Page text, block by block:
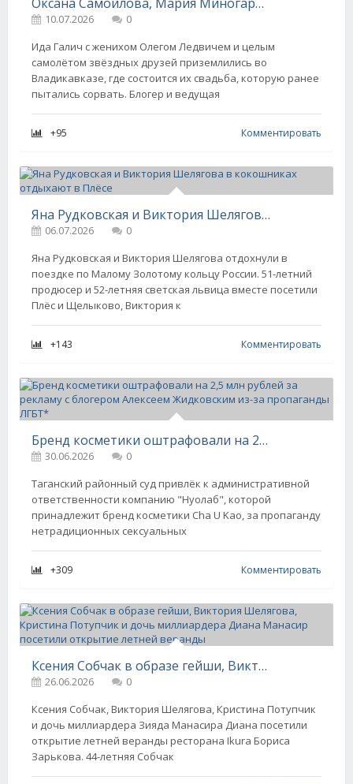
10.07.2026
0
Ида Галич с женихом Олегом Ледвичем и целым
самолётом звёздных друзей приземлились во
Владикавказе, где состоится их свадьба, которую ранее
пытались сорвать. Блогер и ведущая
+95 Комментировать
Яна Рудковская и Виктория Шелягова в кокошниках отдыхают в Плёсе
06.07.2026
0
Яна Рудковская и Виктория Шелягова отдохнули в
поездке по Малому Золотому кольцу России. 51-летний
продюсер и 52-летняя светская львица вместе посетили
Плёс и Щелыково, Виктория к
+143 Комментировать
Бренд косметики оштрафовали на 2,5 млн рублей за рекламу с блогером Алексеем Жидковским из-за пропаганды ЛГБТ*
30.06.2026
0
Таганский районный суд привлёк к административной
ответственности компанию "Нуолаб", которой
принадлежит бренд косметики Cha U Kao, за пропаганду
нетрадиционных сексуальных
+309 Комментировать
Ксения Собчак в образе гейши, Виктория Шелягова, Кристина Потупчик и дочь миллиардера Диана Манасир посетили открытие летней веранды
26.06.2026
0
Ксения Собчак, Виктория Шелягова, Кристина Потупчик
и дочь миллиардера Зияда Манасира Диана посетили
открытие летней веранды ресторана Ikura Бориса
Зарькова. 44-летняя Собчак